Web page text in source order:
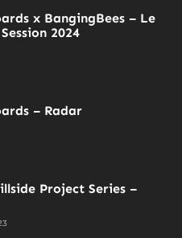
x BangingBees – Le
2024
– Radar
Project Series –